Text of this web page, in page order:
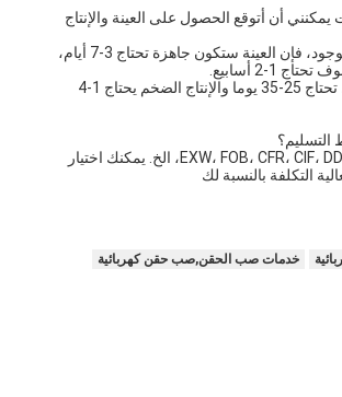
يمكنني أن أتوقع الحصول على العينة والإنتاج
بالنسبة للقالب الموجود، فإن العينة ستكون جاهزة تحتاج 3-7 أيام،
1-2 أسابيع.
لإنشاء قالب جديد، تحتاج 25-35 يوما والإنتاج الضخم يحتاج 1-4
نحن نقبل EXW، FOB، CFR، CIF، DDU، DDP، الخ. يمكنك اختيار
التكلفة بالنسبة لك
خدمات صب الحقن,صب حقن كهربائية